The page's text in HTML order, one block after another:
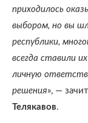
приходилось
выбором, но вы
республики,
всегда ставили
личную
решения», —
Телякавов.